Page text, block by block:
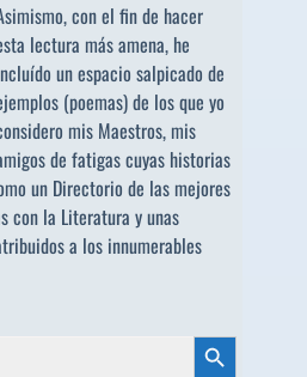
con el fin de hacer
lectura más amena, he
un espacio salpicado de
(poemas) de los que yo
mis Maestros, mis
de fatigas cuyas historias
un Directorio de las mejores
con la Literatura y unas
a los innumerables
Botón de búsqueda